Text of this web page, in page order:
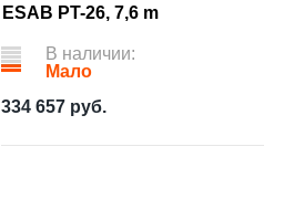
ESAB PT-26, 7,6 m
В наличии:
Мало
334 657 руб.